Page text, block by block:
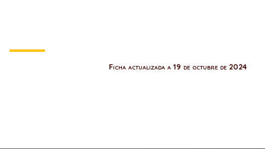
Ficha actualizada a 19 de octubre de 2024